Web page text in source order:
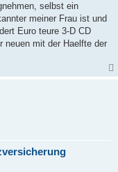
selbst ein
meiner Frau ist und
Euro teure 3-D CD
neuen mit der Haelfte der